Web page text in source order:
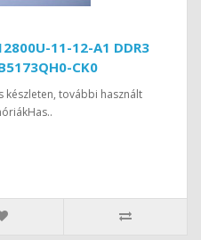
11-12-A1 DDR3
CK0
készleten, további használt